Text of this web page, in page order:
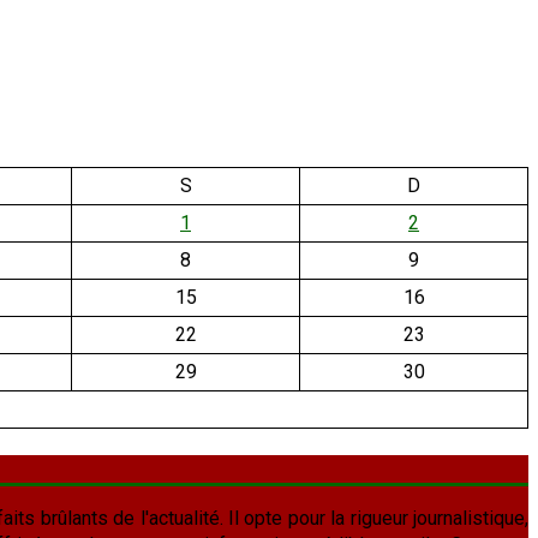
S
D
1
2
8
9
15
16
22
23
29
30
brûlants de l'actualité. Il opte pour la rigueur journalistique,